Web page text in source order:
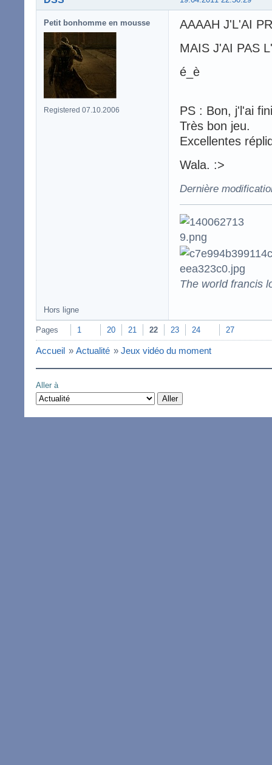
Petit bonhomme en mousse
Registered 07.10.2006
AAAAH J'L'AI
MAIS J'AI PAS
é_è
PS : Bon, j'l'ai
Très bon jeu.
Excellentes
Wala. :>
Dernière
The world francis
Hors ligne
Pages 1 20 21 22 23 24 27
Accueil » Actualité » Jeux vidéo du moment
Aller à